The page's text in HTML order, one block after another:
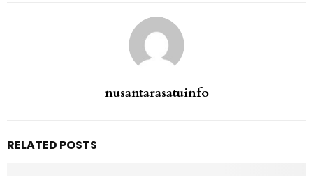
nusantarasatuinfo
RELATED POSTS